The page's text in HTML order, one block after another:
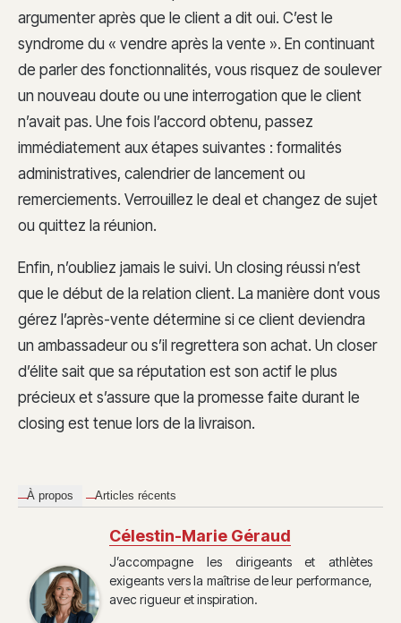
argumenter après que le client a dit oui. C’est le
syndrome du « vendre après la vente ». En continuant
de parler des fonctionnalités, vous risquez de soulever
un nouveau doute ou une interrogation que le client
n’avait pas. Une fois l’accord obtenu, passez
immédiatement aux étapes suivantes : formalités
administratives, calendrier de lancement ou
remerciements. Verrouillez le deal et changez de sujet
ou quittez la réunion.
Enfin, n’oubliez jamais le suivi. Un closing réussi n’est
que le début de la relation client. La manière dont vous
gérez l’après-vente détermine si ce client deviendra
un ambassadeur ou s’il regrettera son achat. Un closer
d’élite sait que sa réputation est son actif le plus
précieux et s’assure que la promesse faite durant le
closing est tenue lors de la livraison.
À propos Articles récents
Célestin-Marie Géraud
J’accompagne les dirigeants et athlètes
exigeants vers la maîtrise de leur performance,
avec rigueur et inspiration.